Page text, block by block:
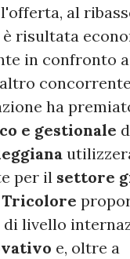
al
è risultata
in confronto
ha
e gestionale
per il settore
Tricolore
di livello
e, oltre a